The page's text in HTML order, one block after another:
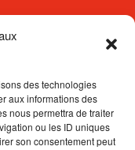
des technologies
aux informations des
nous permettra de traiter
ou les ID uniques
son consentement peut